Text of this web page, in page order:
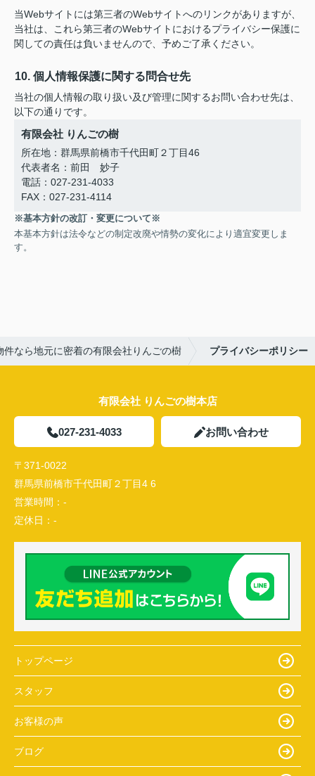
当Webサイトには第三者のWebサイトへのリンクがありますが、
当社は、これら第三者のWebサイトにおけるプライバシー保護に
関しての責任は負いませんので、予めご了承ください。
10. 個人情報保護に関する問合せ先
当社の個人情報の取り扱い及び管理に関するお問い合わせ先は、
以下の通りです。
有限会社 りんごの樹
所在地：群馬県前橋市千代田町２丁目46
代表者名：前田 妙子
電話：027-231-4033
FAX：027-231-4114
※基本方針の改訂・変更について※
本基本方針は法令などの制定改廃や情勢の変化により適宜変更しま
す。
件なら地元に密着の有限会社りんごの樹 プライバシーポリシー
有限会社 りんごの樹本店
027-231-4033 お問い合わせ
〒371-0022
群馬県前橋市千代田町２丁目4 6
営業時間： -
定休日： -
トップページ
スタッフ
お客様の声
ブログ